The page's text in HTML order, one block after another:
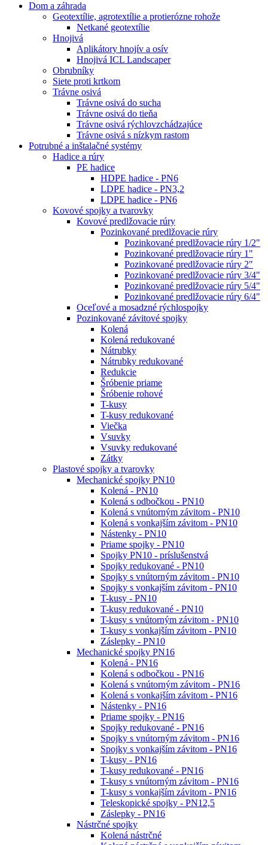
Dom a záhrada
Geotextílie, agrotextílie a protierózne rohože
Netkané geotextílie
Hnojivá
Aplikátory hnojív a osív
Hnojivá ICL Landscaper
Obrubníky
Siete proti krtkom
Trávne osivá
Trávne osivá do sucha
Trávne osivá do tieňa
Trávne osivá rýchlovzchádzajúce
Trávne osivá s nízkym rastom
Potrubné a inštalačné systémy
Hadice a rúry
PE hadice
HDPE hadice - PN6
LDPE hadice - PN3,2
LDPE hadice - PN6
Kovové spojky a tvarovky
Kovové predlžovacie rúry
Pozinkované predlžovacie rúry
Pozinkované predlžovacie rúry 1/2"
Pozinkované predlžovacie rúry 1"
Pozinkované predlžovacie rúry 2"
Pozinkované predlžovacie rúry 3/4"
Pozinkované predlžovacie rúry 5/4"
Pozinkované predlžovacie rúry 6/4"
Oceľové a mosadzné rýchlospojky
Pozinkované závitové spojky
Kolená
Kolená redukované
Nátrubky
Nátrubky redukované
Redukcie
Šróbenie priame
Šróbenie rohové
T-kusy
T-kusy redukované
Viečka
Vsuvky
Vsuvky redukované
Zátky
Plastové spojky a tvarovky
Mechanické spojky PN10
Kolená - PN10
Kolená s odbočkou - PN10
Kolená s vnútorným závitom - PN10
Kolená s vonkajším závitom - PN10
Nástenky - PN10
Priame spojky - PN10
Spojky PN10 - príslušenstvá
Spojky redukované - PN10
Spojky s vnútorným závitom - PN10
Spojky s vonkajším závitom - PN10
T-kusy - PN10
T-kusy redukované - PN10
T-kusy s vnútorným závitom - PN10
T-kusy s vonkajším závitom - PN10
Záslepky - PN10
Mechanické spojky PN16
Kolená - PN16
Kolená s odbočkou - PN16
Kolená s vnútorným závitom - PN16
Kolená s vonkajším závitom - PN16
Nástenky - PN16
Priame spojky - PN16
Spojky redukované - PN16
Spojky s vnútorným závitom - PN16
Spojky s vonkajším závitom - PN16
T-kusy - PN16
T-kusy redukované - PN16
T-kusy s vnútorným závitom - PN16
T-kusy s vonkajším závitom - PN16
Teleskopické spojky - PN12,5
Záslepky - PN16
Nástrčné spojky
Kolená nástrčné